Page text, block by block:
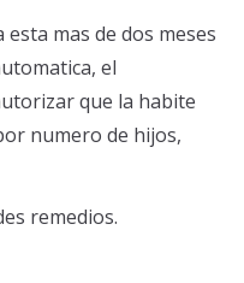
mas de dos meses
el
que la habite
numero de hijos,
remedios.